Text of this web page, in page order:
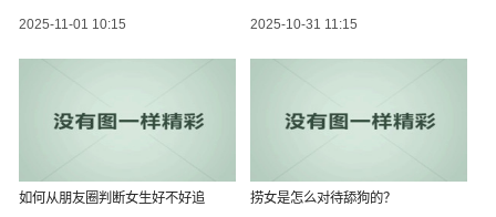
2025-11-01 10:15 2025-10-31 11:15
如何从朋友圈判断女生好不好追 捞女是怎么对待舔狗的？